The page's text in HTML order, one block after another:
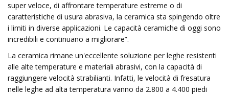
super veloce, di affrontare temperature estreme o di
caratteristiche di usura abrasiva, la ceramica sta spingendo oltre
i limiti in diverse applicazioni. Le capacità ceramiche di oggi sono
incredibili e continuano a migliorare”.
La ceramica rimane un'eccellente soluzione per leghe resistenti
alle alte temperature e materiali abrasivi, con la capacità di
raggiungere velocità strabilianti. Infatti, le velocità di fresatura
nelle leghe ad alta temperatura vanno da 2.800 a 4.400 piedi